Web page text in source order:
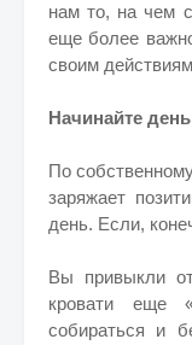
нам то, на чем
еще более
своим
Начинайте
По
заряжает
день. Если,
Вы привыкли
кровати еще
собираться и